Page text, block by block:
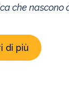
che nascono
di più